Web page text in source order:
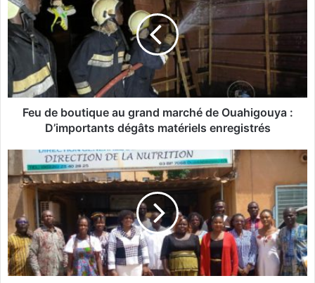
u
d
e
o
u
t
e
u
n
d
m
Feu de boutique au grand marché de Ouahigouya :
D’importants dégâts matériels enregistrés
S
a
n
é
s
e
x
u